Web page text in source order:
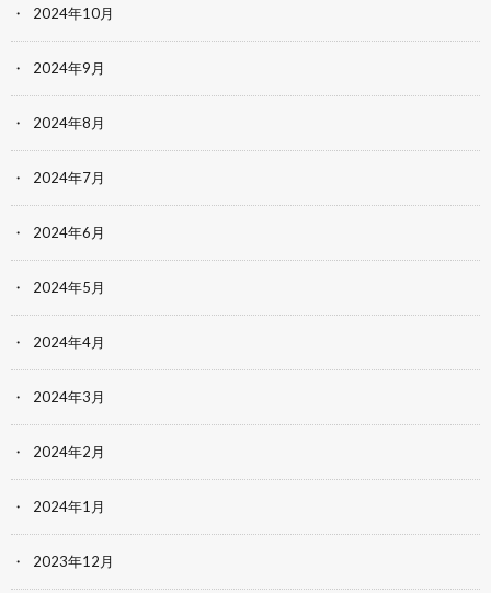
2024年10月
2024年9月
2024年8月
2024年7月
2024年6月
2024年5月
2024年4月
2024年3月
2024年2月
2024年1月
2023年12月